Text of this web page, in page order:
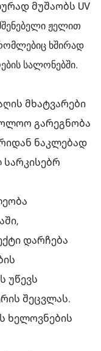
მუშაობს UV
ჟელით
ხშირად
სალონებში.
მხატვარები
გარეგნობა
ნაკლებად
დარჩება
უწევს
შეცვლას.
ხელოვნების